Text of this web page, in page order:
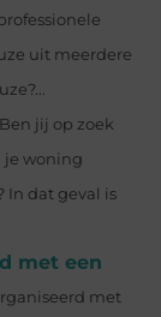
uit meerdere
Ben jij op zoek
je woning
In dat geval is
met een
met